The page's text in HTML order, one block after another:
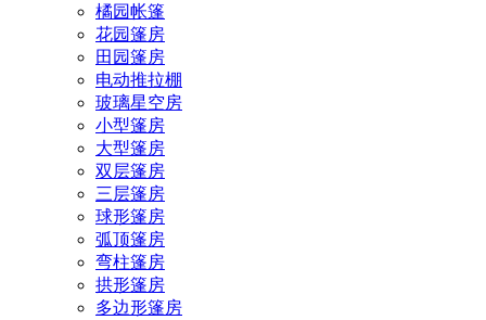
橘园帐篷
花园篷房
田园篷房
电动推拉棚
玻璃星空房
小型篷房
大型篷房
双层篷房
三层篷房
球形篷房
弧顶篷房
弯柱篷房
拱形篷房
多边形篷房